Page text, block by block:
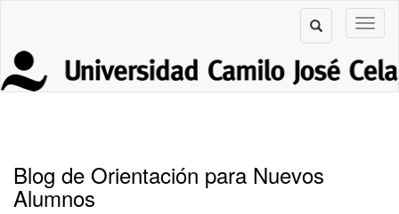
Blog de Orientación para Nuevos
Alumnos